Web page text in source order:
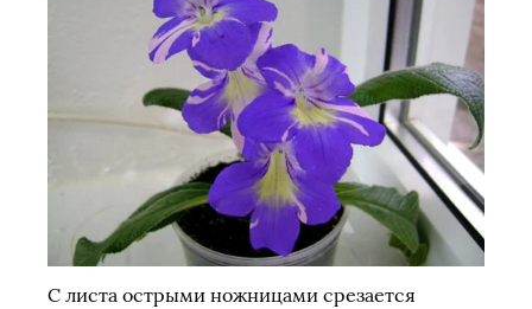
С листа острыми ножницами срезается